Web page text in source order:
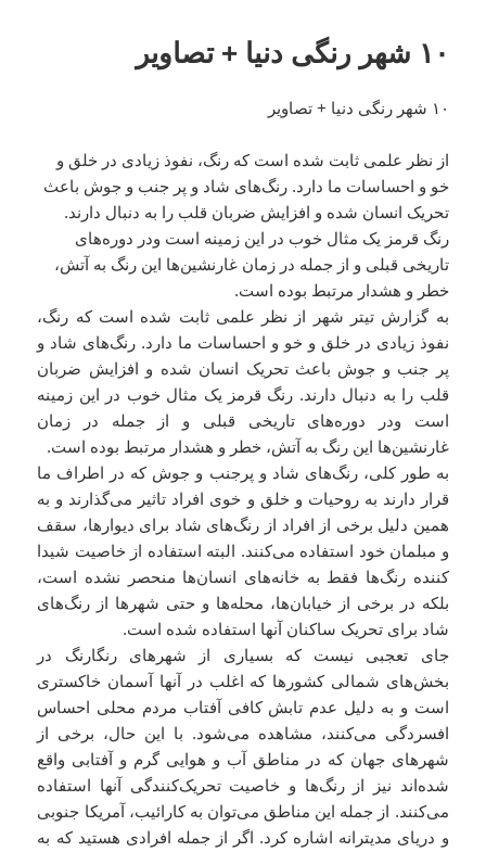
۱۰ شهر رنگی دنیا + تصاویر
۱۰ شهر رنگی دنیا + تصاویر
از نظر علمی ثابت شده است که رنگ، نفوذ زیادی در خلق و
خو و احساسات ما دارد. رنگ‌های شاد و پر جنب و جوش باعث
تحریک انسان شده و افزایش ضربان قلب را به دنبال دارند.
رنگ قرمز یک مثال خوب در این زمینه است ودر دوره‌های
تاریخی قبلی و از جمله در زمان غارنشین‌ها این رنگ به آتش،
خطر و هشدار مرتبط بوده است.
به گزارش تیتر شهر از نظر علمی ثابت شده است که رنگ،
نفوذ زیادی در خلق و خو و احساسات ما دارد. رنگ‌های شاد و
پر جنب و جوش باعث تحریک انسان شده و افزایش ضربان
قلب را به دنبال دارند. رنگ قرمز یک مثال خوب در این زمینه
است ودر دوره‌های تاریخی قبلی و از جمله در زمان
غارنشین‌ها این رنگ به آتش، خطر و هشدار مرتبط بوده است.
به طور کلی، رنگ‌های شاد و پرجنب و جوش که در اطراف ما
قرار دارند به روحیات و خلق و خوی افراد تاثیر می‌گذارند و به
همین دلیل برخی از افراد از رنگ‌های شاد برای دیوارها، سقف
و مبلمان خود استفاده می‌کنند. البته استفاده از خاصیت شیدا
کننده رنگ‌ها فقط به خانه‌های انسان‌ها منحصر نشده است،
بلکه در برخی از خیابان‌ها، محله‌ها و حتی شهرها از رنگ‌های
شاد برای تحریک ساکنان آنها استفاده شده است.
جای تعجبی نیست که بسیاری از شهرهای رنگارنگ در
بخش‌های شمالی کشورها که اغلب در آنها آسمان خاکستری
است و به دلیل عدم تابش کافی آفتاب مردم محلی احساس
افسردگی می‌کنند، مشاهده می‌شود. با این حال، برخی از
شهرهای جهان که در مناطق آب و هوایی گرم و آفتابی واقع
شده‌اند نیز از رنگ‌ها و خاصیت تحریک‌کنندگی آنها استفاده
می‌کنند. از جمله این مناطق می‌توان به کارائیب، آمریکا جنوبی
و دریای مدیترانه اشاره کرد. اگر از جمله افرادی هستید که به